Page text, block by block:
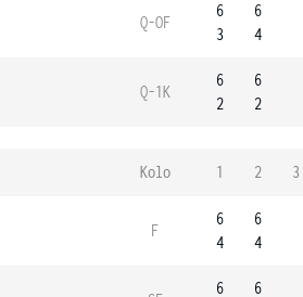
Q-OF
6
3
6
4
Q-1K
6
2
6
2
Kolo 1 2 3
F
6
4
6
4
6 6